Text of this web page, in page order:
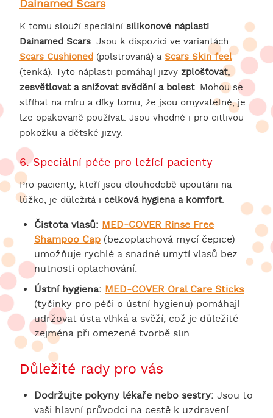
Dainamed Scars
K tomu slouží speciální silikonové náplasti
Dainamed Scars. Jsou k dispozici ve variantách
Scars Cushioned (polstrovaná) a Scars Skin feel
(tenká). Tyto náplasti pomáhají jizvy zplošťovat,
zesvětlovat a snižovat svědění a bolest. Mohou se
stříhat na míru a díky tomu, že jsou omyvatelné, je
lze opakovaně používat. Jsou vhodné i pro citlivou
pokožku a dětské jizvy.
6. Speciální péče pro ležící pacienty
Pro pacienty, kteří jsou dlouhodobě upoutáni na
lůžko, je důležitá i celková hygiena a komfort.
Čistota vlasů: MED-COVER Rinse Free
Shampoo Cap (bezoplachová mycí čepice)
umožňuje rychlé a snadné umytí vlasů bez
nutnosti oplachování.
Ústní hygiena: MED-COVER Oral Care Sticks
(tyčinky pro péči o ústní hygienu) pomáhají
udržovat ústa vlhká a svěží, což je důležité
zejména při omezené tvorbě slin.
Důležité rady pro vás
Dodržujte pokyny lékaře nebo sestry: Jsou to
vaši hlavní průvodci na cestě k uzdravení.